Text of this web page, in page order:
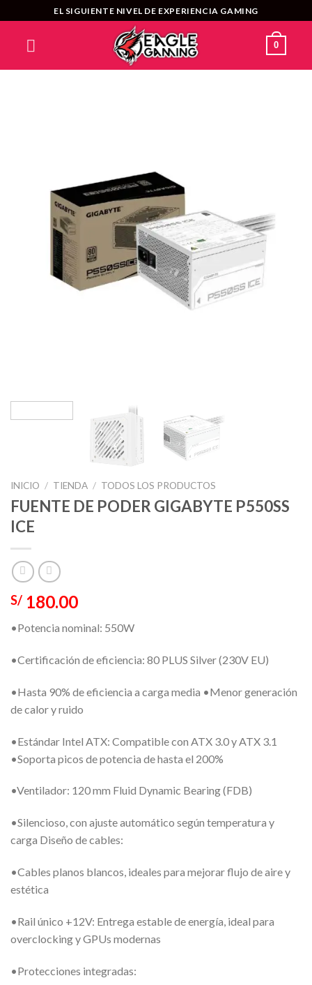
al
contenido
EL SIGUIENTE NIVEL DE EXPERIENCIA GAMING
0
INICIO / TIENDA / TODOS LOS PRODUCTOS
FUENTE DE PODER GIGABYTE P550SS
ICE
S/ 180.00
•Potencia nominal: 550W
•Certificación de eficiencia: 80 PLUS Silver (230V EU)
•Hasta 90% de eficiencia a carga media •Menor generación
de calor y ruido
•Estándar Intel ATX: Compatible con ATX 3.0 y ATX 3.1
•Soporta picos de potencia de hasta el 200%
•Ventilador: 120 mm Fluid Dynamic Bearing (FDB)
•Silencioso, con ajuste automático según temperatura y
carga Diseño de cables:
•Cables planos blancos, ideales para mejorar flujo de aire y
estética
•Rail único +12V: Entrega estable de energía, ideal para
overclocking y GPUs modernas
•Protecciones integradas: